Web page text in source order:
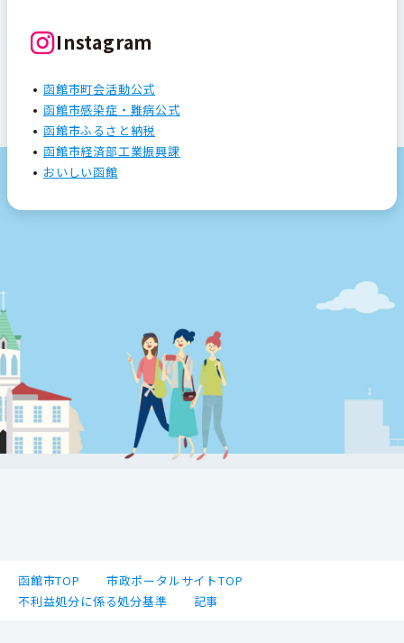
Instagram
函館市町会活動公式
函館市感染症・難病公式
函館市ふるさと納税
函館市経済部工業振興課
おいしい函館
函館市TOP
市政ポータルサイトTOP
不利益処分に係る処分基準
記事